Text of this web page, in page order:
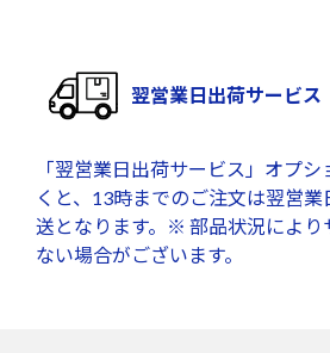
翌営業日出荷サービス
「翌営業日出荷サービス」オプ
くと、13時までのご注文は翌営
送となります。※ 部品状況により
ない場合がございます。